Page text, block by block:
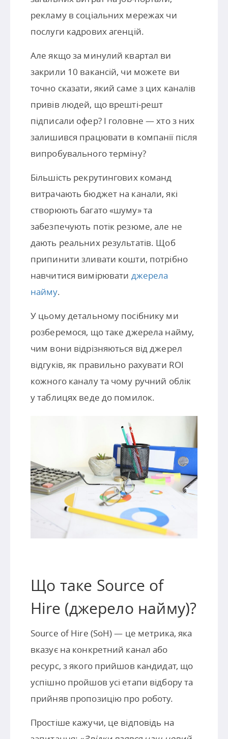
рекламу в соціальних мережах чи
послуги кадрових агенцій.
Але якщо за минулий квартал ви
закрили 10 вакансій, чи можете ви
точно сказати, який саме з цих каналів
привів людей, що врешті-решт
підписали офер? І головне — хто з них
залишився працювати в компанії після
випробувального терміну?
Більшість рекрутингових команд
витрачають бюджет на канали, які
створюють багато «шуму» та
забезпечують потік резюме, але не
дають реальних результатів. Щоб
припинити зливати кошти, потрібно
навчитися вимірювати джерела
найму.
У цьому детальному посібнику ми
розберемося, що таке джерела найму,
чим вони відрізняються від джерел
відгуків, як правильно рахувати ROI
кожного каналу та чому ручний облік
у таблицях веде до помилок.
Що таке Source of
Hire (джерело найму)?
Source of Hire (SoH) — це метрика, яка
вказує на конкретний канал або
ресурс, з якого прийшов кандидат, що
успішно пройшов усі етапи відбору та
прийняв пропозицію про роботу.
Простіше кажучи, це відповідь на